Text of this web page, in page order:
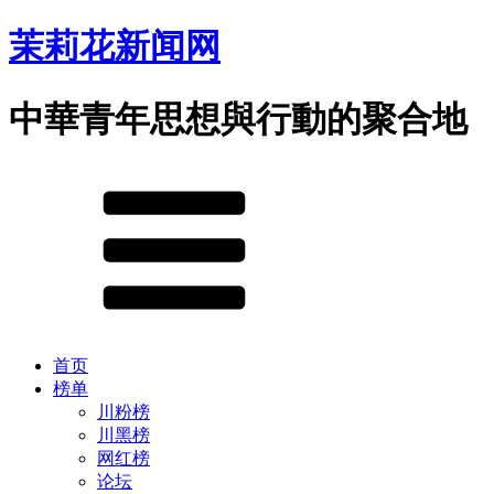
茉莉花新闻网
中華青年思想與行動的聚合地
首页
榜单
川粉榜
川黑榜
网红榜
论坛